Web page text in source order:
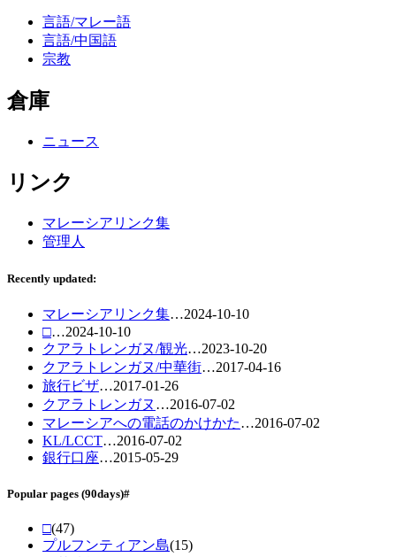
言語/マレー語
言語/中国語
宗教
倉庫
ニュース
リンク
マレーシアリンク集
管理人
Recently updated:
マレーシアリンク集…2024-10-10
□…2024-10-10
クアラトレンガヌ/観光…2023-10-20
クアラトレンガヌ/中華街…2017-04-16
旅行ビザ…2017-01-26
クアラトレンガヌ …2016-07-02
マレーシアへの電話のかけかた…2016-07-02
KL/LCCT…2016-07-02
銀行口座…2015-05-29
Popular pages (90days)#
□(47)
プルフンティアン島(15)